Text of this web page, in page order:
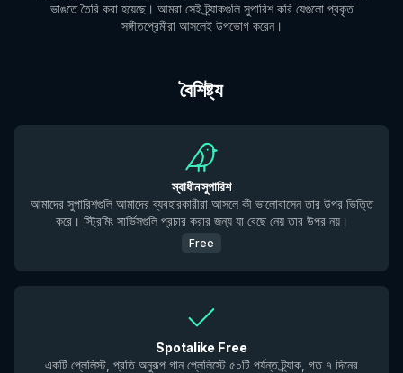
ভাঙতে তৈরি করা হয়েছে। আমরা সেই ট্র্যাকগুলি সুপারিশ করি যেগুলো প্রকৃত
সঙ্গীতপ্রেমীরা আসলেই উপভোগ করেন।
বৈশিষ্ট্য
স্বাধীন সুপারিশ
আমাদের সুপারিশগুলি আমাদের ব্যবহারকারীরা আসলে কী ভালোবাসেন তার উপর ভিত্তি
করে। স্ট্রিমিং সার্ভিসগুলি প্রচার করার জন্য যা বেছে নেয় তার উপর নয়।
Free
Spotalike Free
একটি প্লেলিস্ট, প্রতি অনুরূপ গান প্লেলিস্টে ৫০টি পর্যন্ত ট্র্যাক, গত ৭ দিনের